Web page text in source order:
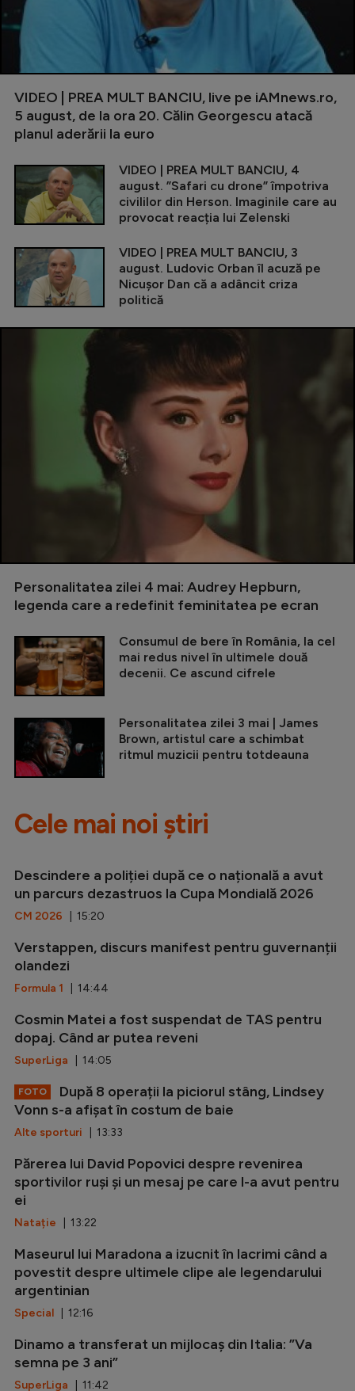
VIDEO | PREA MULT BANCIU, live pe iAMnews.ro,
5 august, de la ora 20. Călin Georgescu atacă
planul aderării la euro
VIDEO | PREA MULT BANCIU, 4
august. ”Safari cu drone” împotriva
civililor din Herson. Imaginile care au
provocat reacția lui Zelenski
VIDEO | PREA MULT BANCIU, 3
august. Ludovic Orban îl acuză pe
Nicușor Dan că a adâncit criza
politică
Personalitatea zilei 4 mai: Audrey Hepburn,
legenda care a redefinit feminitatea pe ecran
Consumul de bere în România, la cel
mai redus nivel în ultimele două
decenii. Ce ascund cifrele
Personalitatea zilei 3 mai | James
Brown, artistul care a schimbat
ritmul muzicii pentru totdeauna
Cele mai noi știri
Descindere a poliției după ce o națională a avut
un parcurs dezastruos la Cupa Mondială 2026
CM 2026 | 15:20
Verstappen, discurs manifest pentru guvernanții
olandezi
Formula 1 | 14:44
Cosmin Matei a fost suspendat de TAS pentru
dopaj. Când ar putea reveni
SuperLiga | 14:05
FOTO
După 8 operații la piciorul stâng, Lindsey
Vonn s-a afișat în costum de baie
Alte sporturi | 13:33
Părerea lui David Popovici despre revenirea
sportivilor ruși și un mesaj pe care l-a avut pentru
ei
Natație | 13:22
Maseurul lui Maradona a izucnit în lacrimi când a
povestit despre ultimele clipe ale legendarului
argentinian
Special | 12:16
Dinamo a transferat un mijlocaș din Italia: ”Va
semna pe 3 ani”
SuperLiga | 11:42